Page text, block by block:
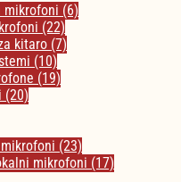
mikrofoni (6)
(22)
kitaro (7)
(10)
(19)
(20)
(23)
mikrofoni (17)